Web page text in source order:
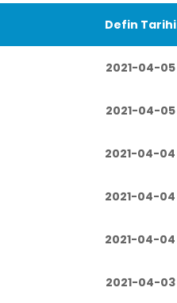
Defin Tarihi
2021-04-05
2021-04-05
2021-04-04
2021-04-04
2021-04-04
2021-04-03